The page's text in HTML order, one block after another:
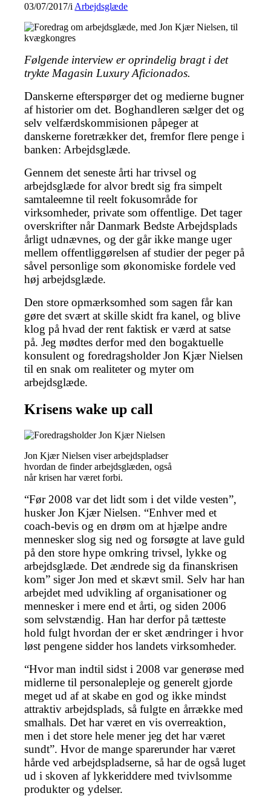
03/07/2017/i Arbejdsglæde
Følgende interview er oprindelig bragt i det
trykte Magasin Luxury Aficionados.
Danskerne efterspørger det og medierne bugner
af historier om det. Boghandleren sælger det og
selv velfærdskommisionen påpeger at
danskerne foretrækker det, fremfor flere penge i
banken: Arbejdsglæde.
Gennem det seneste årti har trivsel og
arbejdsglæde for alvor bredt sig fra simpelt
samtaleemne til reelt fokusområde for
virksomheder, private som offentlige. Det tager
overskrifter når Danmark Bedste Arbejdsplads
årligt udnævnes, og der går ikke mange uger
mellem offentliggørelsen af studier der peger på
såvel personlige som økonomiske fordele ved
høj arbejdsglæde.
Den store opmærksomhed som sagen får kan
gøre det svært at skille skidt fra kanel, og blive
klog på hvad der rent faktisk er værd at satse
på. Jeg mødtes derfor med den bogaktuelle
konsulent og foredragsholder Jon Kjær Nielsen
til en snak om realiteter og myter om
arbejdsglæde.
Krisens wake up call
Jon Kjær Nielsen viser arbejdspladser
hvordan de finder arbejdsglæden, også
når krisen har været forbi.
“Før 2008 var det lidt som i det vilde vesten”,
husker Jon Kjær Nielsen. “Enhver med et
coach-bevis og en drøm om at hjælpe andre
mennesker slog sig ned og forsøgte at lave guld
på den store hype omkring trivsel, lykke og
arbejdsglæde. Det ændrede sig da finanskrisen
kom” siger Jon med et skævt smil. Selv har han
arbejdet med udvikling af organisationer og
mennesker i mere end et årti, og siden 2006
som selvstændig. Han har derfor på tætteste
hold fulgt hvordan der er sket ændringer i hvor
løst pengene sidder hos landets virksomheder.
“Hvor man indtil sidst i 2008 var generøse med
midlerne til personalepleje og generelt gjorde
meget ud af at skabe en god og ikke mindst
attraktiv arbejdsplads, så fulgte en årrække med
smalhals. Det har været en vis overreaktion,
men i det store hele mener jeg det har været
sundt”. Hvor de mange sparerunder har været
hårde ved arbejdspladserne, så har de også luget
ud i skoven af lykkeriddere med tvivlsomme
produkter og ydelser.